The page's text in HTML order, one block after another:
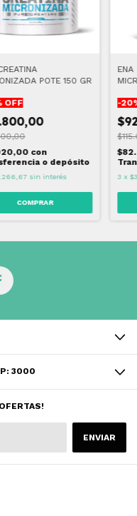
POTE 150 GR
OFF
con
o depósito
sin interés
ENA
-20
3 x
3000